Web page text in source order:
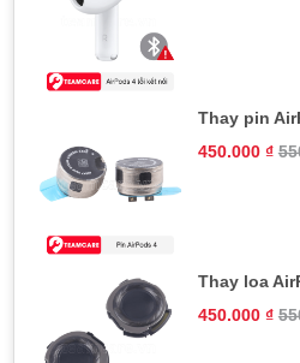
Thay pin
450.000 ₫
Thay loa
450.000 ₫